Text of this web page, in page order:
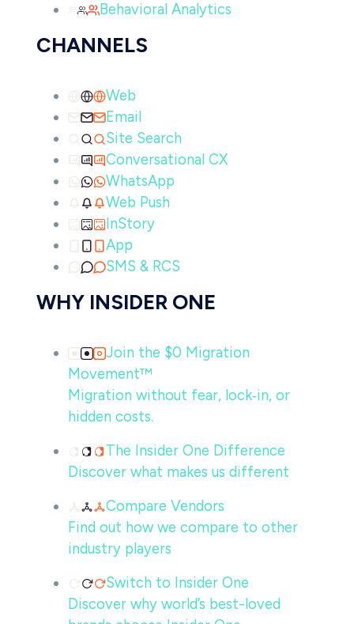
Behavioral Analytics
CHANNELS
Web
Email
Site Search
Conversational CX
WhatsApp
Web Push
InStory
App
SMS & RCS
WHY INSIDER ONE
Join the $0 Migration
Movement™
Migration without fear, lock‑in, or
hidden costs.
The Insider One Difference
Discover what makes us different
Compare Vendors
Find out how we compare to other
industry players
Switch to Insider One
Discover why world’s best-loved